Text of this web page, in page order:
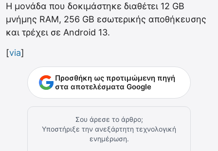
Η μονάδα που δοκιμάστηκε διαθέτει 12 GB
μνήμης RAM, 256 GB εσωτερικής αποθήκευσης
και τρέχει σε Android 13.
[via]
Προσθήκη ως προτιμώμενη πηγή
στα αποτελέσματα Google
Σου άρεσε το άρθρο;
Υποστήριξε την ανεξάρτητη τεχνολογική
ενημέρωση.